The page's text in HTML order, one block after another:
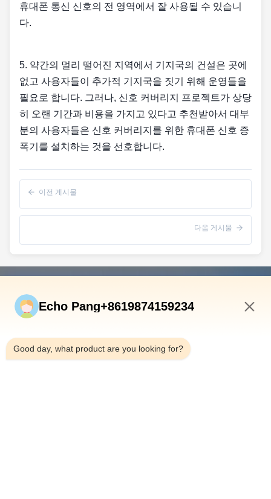
휴대폰 통신 신호의 전 영역에서 잘 사용될 수 있습니
다.
5. 약간의 멀리 떨어진 지역에서 기지국의 건설은 곳에
없고 사용자들이 추가적 기지국을 짓기 위해 운영들을
필요로 합니다. 그러나, 신호 커버리지 프로젝트가 상당
히 오랜 기간과 비용을 가지고 있다고 추천받아서 대부
분의 사용자들은 신호 커버리지를 위한 휴대폰 신호 증
폭기를 설치하는 것을 선호합니다.
이전 게시물
다음 게시물
집
우리 에 관한 것
공장 투어
Echo Pang+8619874159234
Good day, what product are you looking for?